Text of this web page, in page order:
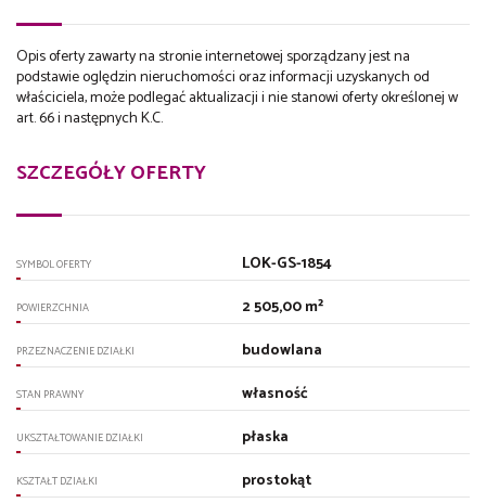
Opis oferty zawarty na stronie internetowej sporządzany jest na
podstawie oględzin nieruchomości oraz informacji uzyskanych od
właściciela, może podlegać aktualizacji i nie stanowi oferty określonej w
art. 66 i następnych K.C.
SZCZEGÓŁY OFERTY
SYMBOL OFERTY LOK-GS-1854
POWIERZCHNIA 2 505,00 m²
PRZEZNACZENIE DZIAŁKI budowlana
STAN PRAWNY własność
UKSZTAŁTOWANIE DZIAŁKI płaska
KSZTAŁT DZIAŁKI prostokąt